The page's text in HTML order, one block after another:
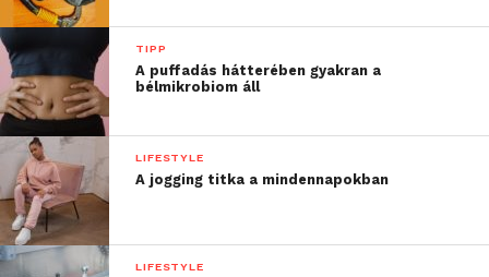
TIPP
A puffadás hátterében gyakran a
bélmikrobiom áll
LIFESTYLE
A jogging titka a mindennapokban
LIFESTYLE